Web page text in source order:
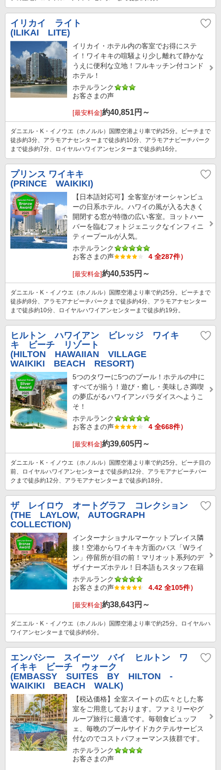
イリカイ ライト
(ILIKAI LITE)
イリカイ・ホテル内の客室でお得にステ
イ！ワイキキの喧騒より少し離れて静かな
うえに便利な立地！フルキッチン付コンド
ホテル！
ホテルランク
お客さまの声
[最安料金]約40,851円～
ダニエル・K・イノウエ（ホノルル）国際空港より車で約25分。ビーチまで
徒歩約3分、アラモアナセンターまで徒歩約10分、アラモアナビーチパーク
まで徒歩約7分、ロイヤルハワイアンセンターまで徒歩約16分。
プリンス ワイキキ
(PRINCE WAIKIKI)
【日本語対応可】全客室がオーシャンビュ
ーの日系ホテル。ハワイの風が入る大きく
開閉する窓が特徴の広い客室。ヨットハー
バーを臨むフォトジェニックなインフィニ
ティープールが人気。
ホテルランク
お客さまの声
4 全287件）
[最安料金]約40,535円～
ダニエル・K・イノウエ（ホノルル）国際空港より車で約25分。ビーチまで
徒歩約8分、アラモアナビーチパークまで徒歩約4分、アラモアナセンター
まで徒歩約10分、ロイヤルハワイアンセンターまで徒歩約19分。
ヒルトン ハワイアン ビレッジ ワイキ
キ ビーチ リゾート
(HILTON HAWAIIAN VILLAGE
WAIKIKI BEACH RESORT)
5つのタワーに5つのプール！ホテルの中に
すべてが揃う！遊び・癒し・美味しさ満喫
の夢広がるハワイアンパラダイスへようこ
そ！
ホテルランク
お客さまの声
4 全668件）
[最安料金]約39,605円～
ダニエル・K・イノウエ（ホノルル）国際空港より車で約25分。ビーチ目の
前、ロイヤルハワイアンセンターまで徒歩約12分、アラモアナビーチパー
クまで徒歩約12分、アラモアナセンターまで徒歩約18分。
ザ レイロウ オートグラフ コレクション
(THE LAYLOW, AUTOGRAPH
COLLECTION)
インターナショナルマーケットプレイス隣
接！空港からワイキキ方面のバス「Wライ
ン」停留所が目の前！マリオット系列のデ
ザイナーズホテル！日本語もスタッフ在籍
ホテルランク
お客さまの声
4.42 全105件）
[最安料金]約38,643円～
ダニエル・K・イノウエ（ホノルル）国際空港より車で約25分。ロイヤルハ
ワイアンセンターまで徒歩約6分。
エンバシー スイーツ バイ ヒルトン ワ
イキキ ビーチ ウォーク
(EMBASSY SUITES BY HILTON -
WAIKIKI BEACH WALK)
【税込価格】全室スイートの広々とした客
室をご用意しております。ファミリーやグ
ループ旅行に最適です。毎朝食ビュッフ
ェ、毎晩のプールサイドカクテルサービス
付なのでコストパフォーマンス抜群です。
ホテルランク
お客さまの声